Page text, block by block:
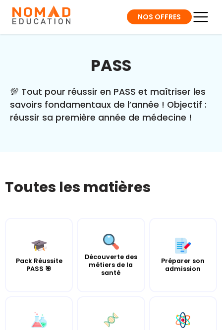
NOS OFFRES
PASS
💯 Tout pour réussir en PASS et maîtriser les
savoirs fondamentaux de l’année ! Objectif :
réussir sa première année de médecine !
Toutes les matières
Pack Réussite
PASS 🎯
Découverte des
métiers de la
santé
Préparer son
admission